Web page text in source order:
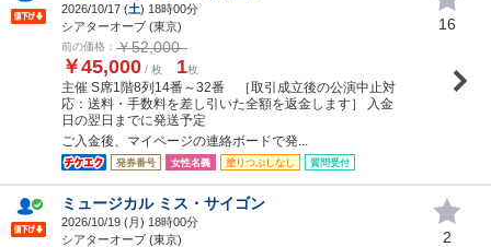
2026/10/17 (土) 18時00分
シアターオーブ (東京)
前の価格： ￥52,000
￥45,000 / 枚 1枚
主催 S席1階8列14番～32番 ［取引成立後の公演中止対
応：送料・手数料を差し引いた全額を返金します］ 入金
日の翌日までに発送予定
ご入金後、マイページの連絡ボードで発...
発券番号 女性名義 塗りつぶしなし 質問受付
16
ミュージカル ミス・サイゴン
2026/10/19 (月) 18時00分
シアターオーブ (東京)
2